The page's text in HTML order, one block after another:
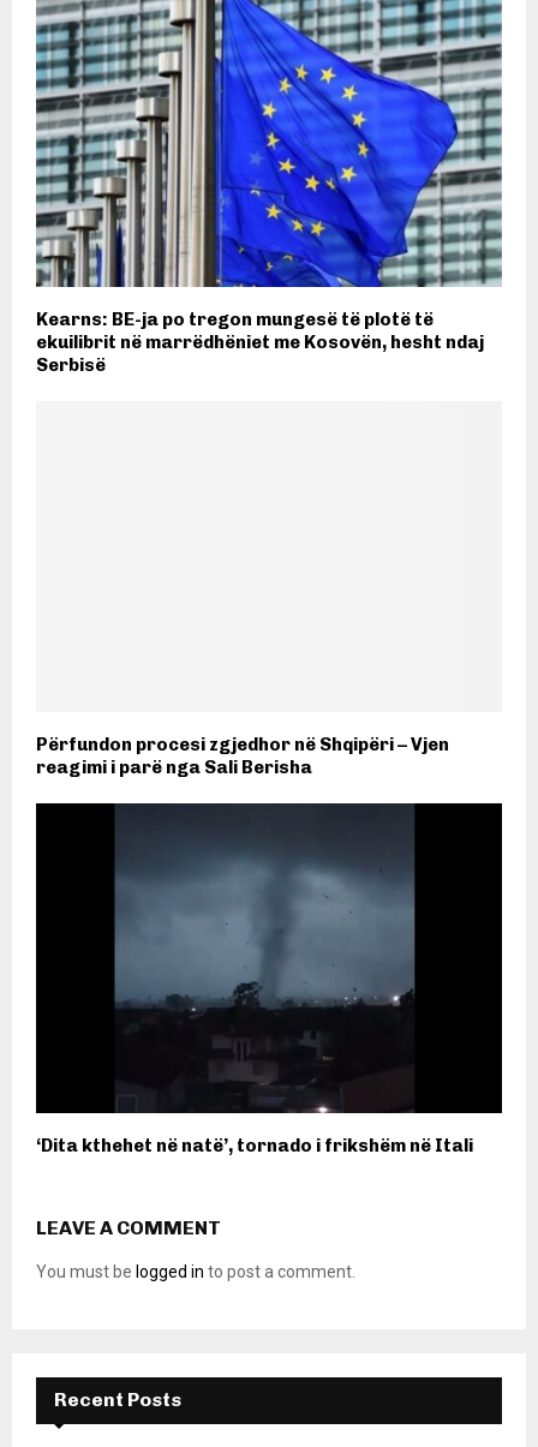
Kearns: BE-ja po tregon mungesë të plotë të
ekuilibrit në marrëdhëniet me Kosovën, hesht ndaj
Serbisë
Përfundon procesi zgjedhor në Shqipëri – Vjen
reagimi i parë nga Sali Berisha
‘Dita kthehet në natë’, tornado i frikshëm në Itali
LEAVE A COMMENT
You must be logged in to post a comment.
Recent Posts